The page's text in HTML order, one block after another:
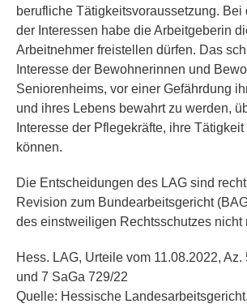
berufliche Tätigkeitsvoraussetzung. Bei
der Interessen habe die Arbeitgeberin
Arbeitnehmer freistellen dürfen. Das
Interesse der Bewohnerinnen und
Seniorenheims, vor einer Gefährdung
und ihres Lebens bewahrt zu werden,
Interesse der Pflegekräfte, ihre
können.
Die Entscheidungen des LAG sind
Revision zum Bundearbeitsgericht
des einstweiligen Rechtsschutzes nicht
Hess. LAG, Urteile vom 11.08.2022, Az.
und 7 SaGa 729/22
Quelle: Hessische Landesarbeitsgericht,